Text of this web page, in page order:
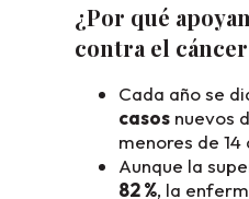
¿Por qué
contra el
Cada año se
casos nuevos
menores de 14
Aunque la
82 %, la